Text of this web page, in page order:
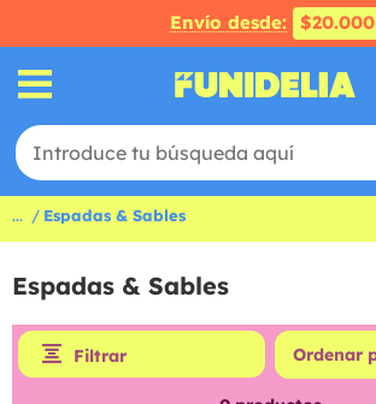
Envío desde: $20.000
... Espadas & Sables
Espadas & Sables
Filtrar